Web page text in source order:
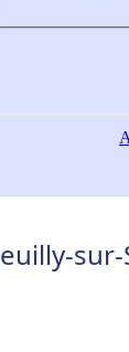
sur-